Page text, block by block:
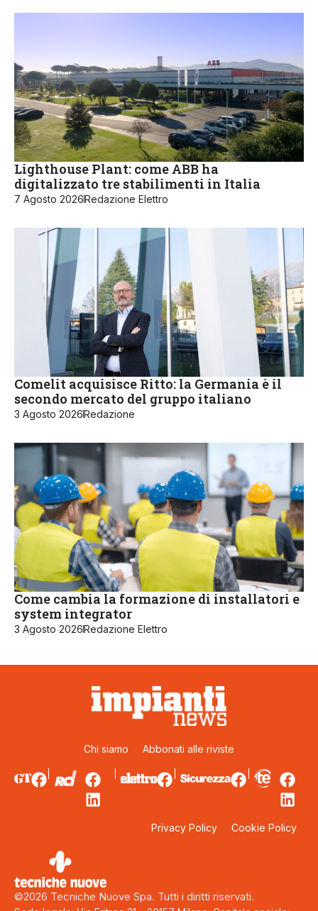
Lighthouse Plant: come ABB ha
digitalizzato tre stabilimenti in Italia
7 Agosto 2026Redazione Elettro
Comelit acquisisce Ritto: la Germania è il
secondo mercato del gruppo italiano
3 Agosto 2026Redazione
Come cambia la formazione di installatori e
system integrator
3 Agosto 2026Redazione Elettro
Chi siamo Abbonati alle riviste
Privacy Policy Cookie Policy
©2026 Tecniche Nuove Spa. Tutti i diritti riservati.